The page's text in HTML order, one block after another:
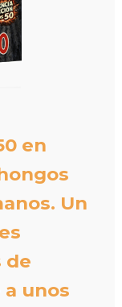
en
Un
de
unos